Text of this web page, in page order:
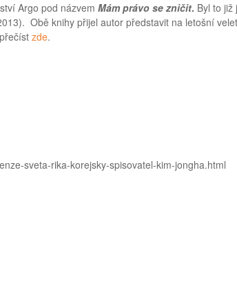
Argo pod názvem Mám právo se zničit. Byl to
Obě knihy přijel autor představit na letošní
zde.
sveta-rika-korejsky-spisovatel-kim-jongha.html